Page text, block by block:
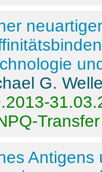
G.
Transfer